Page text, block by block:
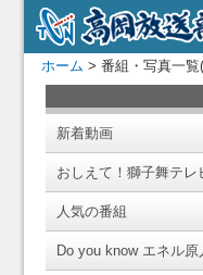
ホーム > 番組・写真一
新着動画
おしえて！獅子舞テレ
人気の番組
Do you know エネル原